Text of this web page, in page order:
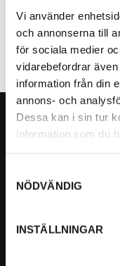
Vi använder
och annonserna till
för sociala medier
vidarebefordrar
information från din
annons- och
Dessa kan i sin tur
information som du
NÖDVÄNDIG
INSTÄLLNINGAR
SPECIFIKATION
Org. nummer: